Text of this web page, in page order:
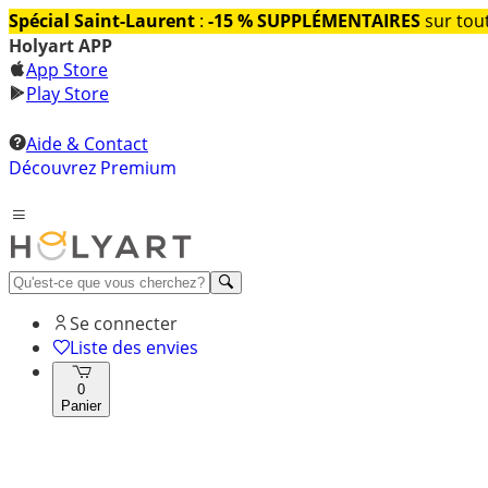
Spécial Saint-Laurent : -15 % SUPPLÉMENTAIRESsur
Holyart APP
App Store
Play Store
Aide & Contact
Découvrez Premium
Se connecter
Liste des envies
0
Panier